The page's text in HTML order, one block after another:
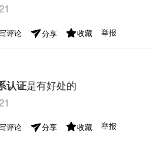
评论 分享 收藏 举报
认证是有好处的
评论 分享 收藏 举报